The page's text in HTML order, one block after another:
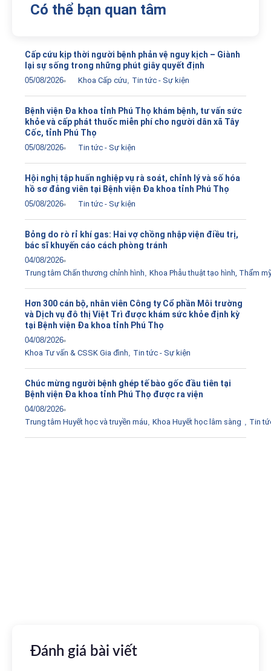
Có thể bạn quan tâm
Cấp cứu kịp thời người bệnh phản vệ nguy kịch – Giành
lại sự sống trong những phút giây quyết định
05/08/2026 Khoa Cấp cứu, Tin tức - Sự kiện
Bệnh viện Đa khoa tỉnh Phú Thọ khám bệnh, tư vấn sức
khỏe và cấp phát thuốc miễn phí cho người dân xã Tây
Cốc, tỉnh Phú Thọ
05/08/2026 Tin tức - Sự kiện
Hội nghị tập huấn nghiệp vụ rà soát, chỉnh lý và số hóa
hồ sơ đảng viên tại Bệnh viện Đa khoa tỉnh Phú Thọ
05/08/2026 Tin tức - Sự kiện
Bỏng do rò rỉ khí gas: Hai vợ chồng nhập viện điều trị,
bác sĩ khuyến cáo cách phòng tránh
04/08/2026
Trung tâm Chấn thương chỉnh hình, Khoa Phẫu thuật tạo hình, Thẩm
Hơn 300 cán bộ, nhân viên Công ty Cổ phần Môi trường
và Dịch vụ đô thị Việt Trì được khám sức khỏe định kỳ
tại Bệnh viện Đa khoa tỉnh Phú Thọ
04/08/2026
Khoa Tư vấn & CSSK Gia đình, Tin tức - Sự kiện
Chúc mừng người bệnh ghép tế bào gốc đầu tiên tại
Bệnh viện Đa khoa tỉnh Phú Thọ được ra viện
04/08/2026
Trung tâm Huyết học và truyền máu, Khoa Huyết học lâm sàng , Tin
Đánh giá bài viết